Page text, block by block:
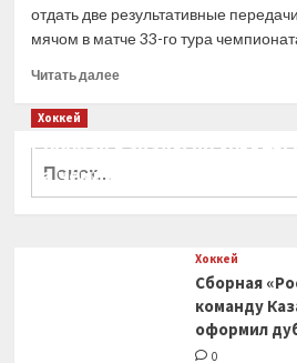
отдать две результативные
мячом в матче 33-го тура
Читать далееПрочитать
АПЛ
Хоккей
Сборная Канады по хоккею
на чемпионат мира
Хоккей
Сборная
команду
оформил
0